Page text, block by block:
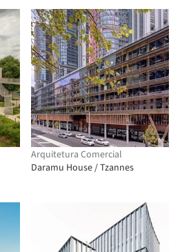
Arquitetura Comercial
Daramu House / Tzannes